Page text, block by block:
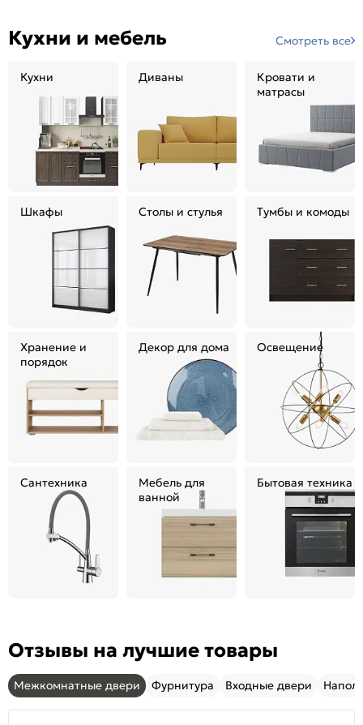
Кухни и мебель Смотреть все
Кухни Диваны
Кровати и
матрасы
Шкафы Столы и стулья Тумбы и комоды
Хранение и
порядок
Декор для дома Освещение
Сантехника
Мебель для
ванной
Бытовая техника
Отзывы на лучшие товары
Межкомнатные двери Фурнитура Входные двери